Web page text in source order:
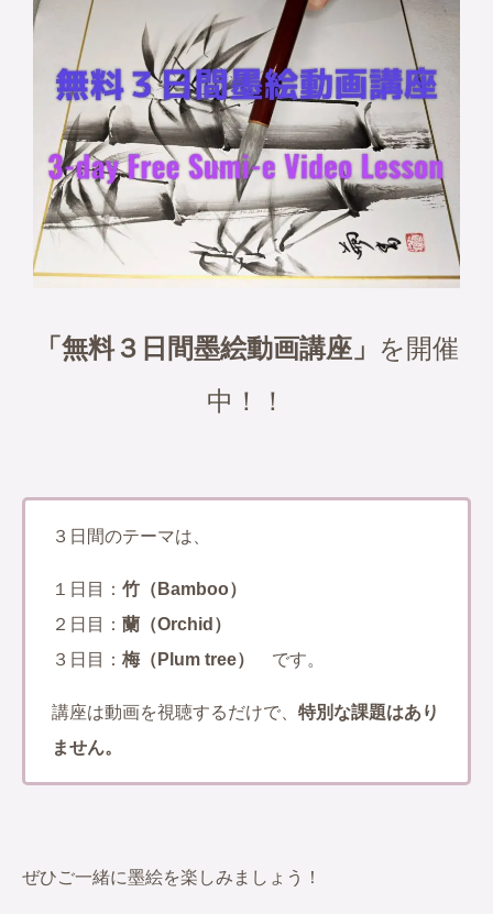
「無料３日間墨絵動画講座」
を開催
中！！
３日間のテーマは、
１日目： 竹（Bamboo）
２日目： 蘭（Orchid）
３日目： 梅（Plum tree） です。
講座は動画を視聴するだけで、 特別な課題はあり
ません。
ぜひご一緒に墨絵を楽しみましょう！